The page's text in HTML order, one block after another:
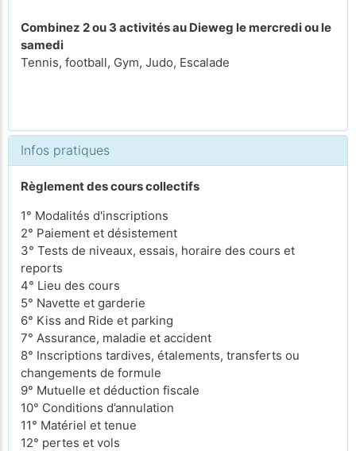
Combinez 2 ou 3 activités au Dieweg le mercredi ou le
samedi
Tennis, football, Gym, Judo, Escalade
Infos pratiques
Règlement des cours collectifs
1° Modalités d'inscriptions
2° Paiement et désistement
3° Tests de niveaux, essais, horaire des cours et
reports
4° Lieu des cours
5° Navette et garderie
6° Kiss and Ride et parking
7° Assurance, maladie et accident
8° Inscriptions tardives, étalements, transferts ou
changements de formule
9° Mutuelle et déduction fiscale
10° Conditions d’annulation
11° Matériel et tenue
12° pertes et vols